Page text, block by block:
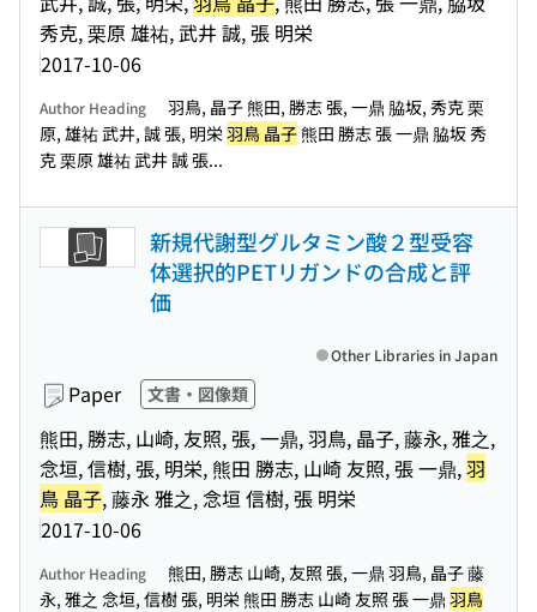
秀克, 栗原 雄祐, 武井 誠, 張 明栄
2017-10-06
Author Heading
羽鳥, 晶子 熊田, 勝志 張, 一鼎 脇坂, 秀克 栗
原, 雄祐 武井, 誠 張, 明栄羽鳥 晶子熊田 勝志 張 一鼎 脇坂 秀
克 栗原 雄祐 武井 誠 張...
新規代謝型グルタミン酸２型受容
体選択的PETリガンドの合成と評
価
Paper 文書・図像類
熊田, 勝志, 山崎, 友照, 張, 一鼎, 羽鳥, 晶子, 藤永, 雅之,
念垣, 信樹, 張, 明栄, 熊田 勝志, 山崎 友照, 張 一鼎,羽
鳥 晶子, 藤永 雅之, 念垣 信樹, 張 明栄
2017-10-06
Other Libraries in Japan
Author Heading
熊田, 勝志 山崎, 友照 張, 一鼎 羽鳥, 晶子 藤
永, 雅之 念垣, 信樹 張, 明栄 熊田 勝志 山崎 友照 張 一鼎 羽鳥